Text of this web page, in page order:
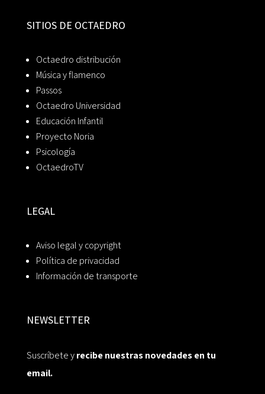
SITIOS DE OCTAEDRO
Octaedro distribución
Música y flamenco
Passos
Octaedro Universidad
Educación Infantil
Proyecto Noria
Psicología
OctaedroTV
LEGAL
Aviso legal y copyright
Política de privacidad
Información de transporte
NEWSLETTER
Suscríbete yrecibe nuestras novedades en tu
email.